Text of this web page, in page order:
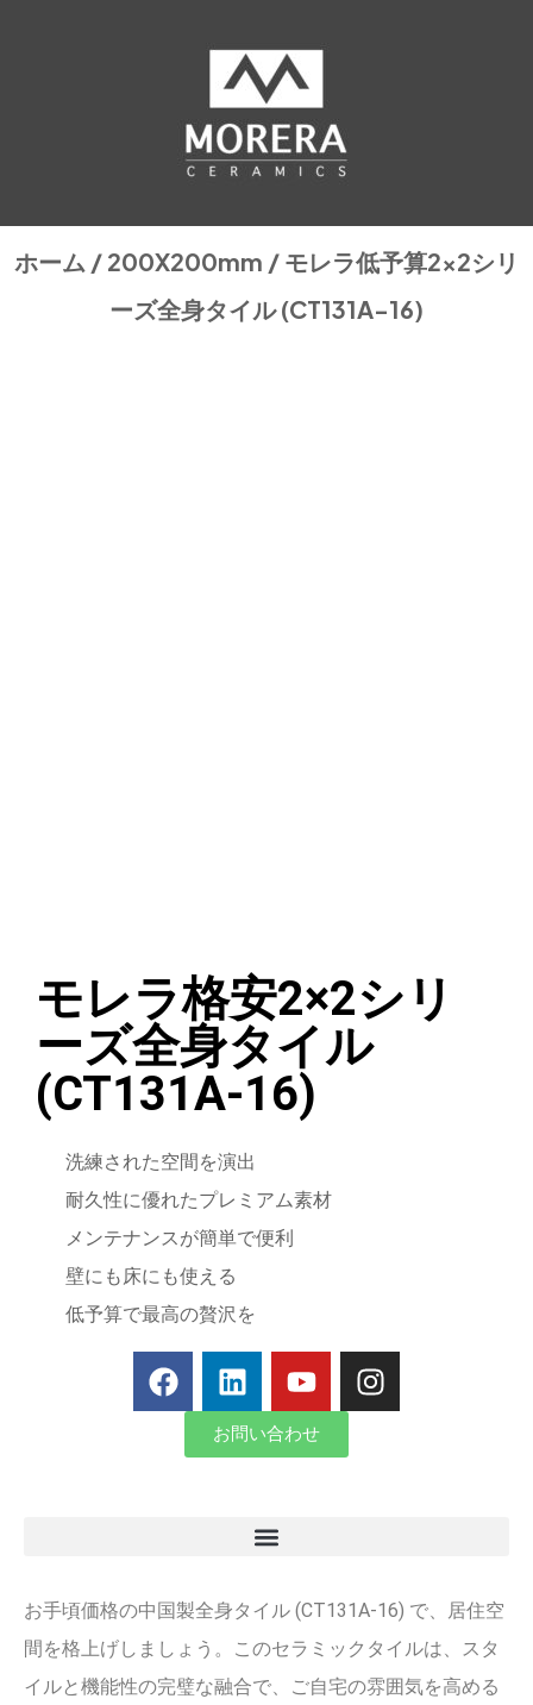
ホーム / 200X200mm / モレラ低予算2×2シリ
ーズ全身タイル (CT131A-16)
モレラ格安2×2シリ
ーズ全身タイル
(CT131A-16)
洗練された空間を演出
耐久性に優れたプレミアム素材
メンテナンスが簡単で便利
壁にも床にも使える
低予算で最高の贅沢を
お問い合わせ
お手頃価格の中国製全身タイル (CT131A-16) で、居住空
間を格上げしましょう。このセラミックタイルは、スタ
イルと機能性の完璧な融合で、ご自宅の雰囲気を高める